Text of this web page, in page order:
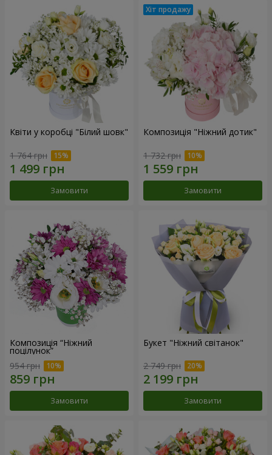
Квіти у коробці "Білий шовк"
1 764 грн
Замовити
Композиція "Ніжний дотик"
1 732 грн
Замовити
Композиція “Ніжний
поцілунок”
954 грн
Замовити
Букет "Ніжний світанок"
2 749 грн
Замовити